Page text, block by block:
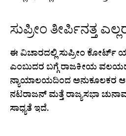
ಸುಪ್ರೀಂ ತೀರ್ಪಿನತ್ತ
ಈ ವಿಚಾರದಲ್ಲಿ ಸುಪ್ರೀಂ ಕೋರ್ಟ್
ಎಂಬುದರ ಬಗ್ಗೆ ರಾಜಕೀಯ
ನ್ಯಾಯಾಲಯದಿಂದ ಅನುಕೂಲಕರ
ನಟರಾಜನ್ ಮತ್ತೆ ರಾಜ್ಯಸಭಾ
ಸಾಧ್ಯತೆ ಇದೆ.